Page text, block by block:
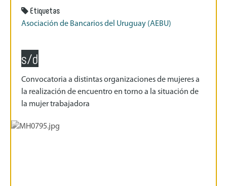
Etiquetas
Asociación de Bancarios del Uruguay (AEBU)
s/d
Convocatoria a distintas organizaciones de mujeres a
la realización de encuentro en torno a la situación de
la mujer trabajadora